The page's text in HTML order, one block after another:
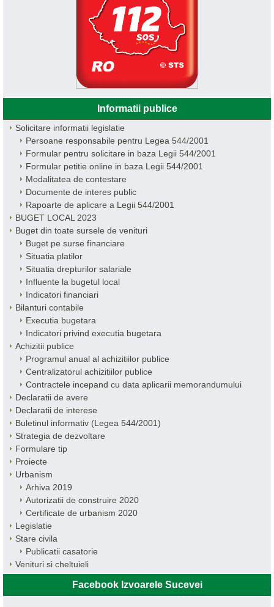
Informatii publice
Solicitare informatii legislatie
Persoane responsabile pentru Legea 544/2001
Formular pentru solicitare in baza Legii 544/2001
Formular petitie online in baza Legii 544/2001
Modalitatea de contestare
Documente de interes public
Rapoarte de aplicare a Legii 544/2001
BUGET LOCAL 2023
Buget din toate sursele de venituri
Buget pe surse financiare
Situatia platilor
Situatia drepturilor salariale
Influente la bugetul local
Indicatori financiari
Bilanturi contabile
Executia bugetara
Indicatori privind executia bugetara
Achizitii publice
Programul anual al achizitiilor publice
Centralizatorul achizitiilor publice
Contractele incepand cu data aplicarii memorandumului
Declaratii de avere
Declaratii de interese
Buletinul informativ (Legea 544/2001)
Strategia de dezvoltare
Formulare tip
Proiecte
Urbanism
Arhiva 2019
Autorizatii de construire 2020
Certificate de urbanism 2020
Legislatie
Stare civila
Publicatii casatorie
Venituri si cheltuieli
Facebook Izvoarele Sucevei